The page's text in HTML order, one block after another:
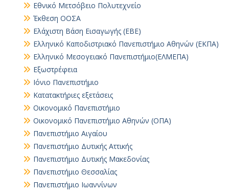
Εθνικό Μετσόβειο Πολυτεχνείο
Έκθεση ΟΟΣΑ
Ελάχιστη Βάση Εισαγωγής (ΕΒΕ)
Ελληνικό Καποδιστριακό Πανεπιστήμιο Αθηνών (ΕΚΠΑ)
Ελληνικό Μεσογειακό Πανεπιστήμιο(ΕΛΜΕΠΑ)
Εξωστρέφεια
Ιόνιο Πανεπιστήμιο
Κατατακτήριες εξετάσεις
Οικονομικό Πανεπιστήμιο
Οικονομικό Πανεπιστήμιο Αθηνών (ΟΠΑ)
Πανεπιστήμιο Αιγαίου
Πανεπιστήμιο Δυτικής Αττικής
Πανεπιστήμιο Δυτικής Μακεδονίας
Πανεπιστήμιο Θεσσαλίας
Πανεπιστήμιο Ιωαννίνων